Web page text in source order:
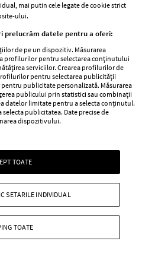
soțul ei a plecat împreună cu
din 2012 a
special a
mai putin cele legate de cookie strict
ului.
prelucrăm datele pentru a oferi:
de pe un dispozitiv. Măsurarea
profilurilor pentru selectarea conținutului
serviciilor. Crearea profilurilor de
pentru selectarea publicității
publicitate personalizată. Măsurarea
publicului prin statistici sau combinații
datelor limitate pentru a selecta conținutul.
publicitatea. Date precise de
dispozitivului.
TOATE
TOATE
SETARILE INDIVIDUAL